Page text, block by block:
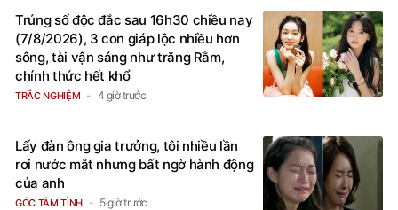
Trúng số độc đắc sau 16h30 chiều nay
(7/8/2026), 3 con giáp lộc nhiều hơn
sông, tài vận sáng như trăng Rằm,
chính thức hết khổ
TRẮC NGHIỆM 4 giờ trước
Lấy đàn ông gia trưởng, tôi nhiều lần
rơi nước mắt nhưng bất ngờ hành động
của anh
GÓC TÂM TÌNH 5 giờ trước